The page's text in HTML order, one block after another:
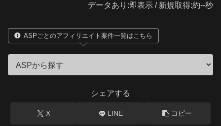
データあり:即表示 / 新規取得:約--秒
ASPごとのアフィリエイト案件一覧はこちら
シェアする
X LINE コピー